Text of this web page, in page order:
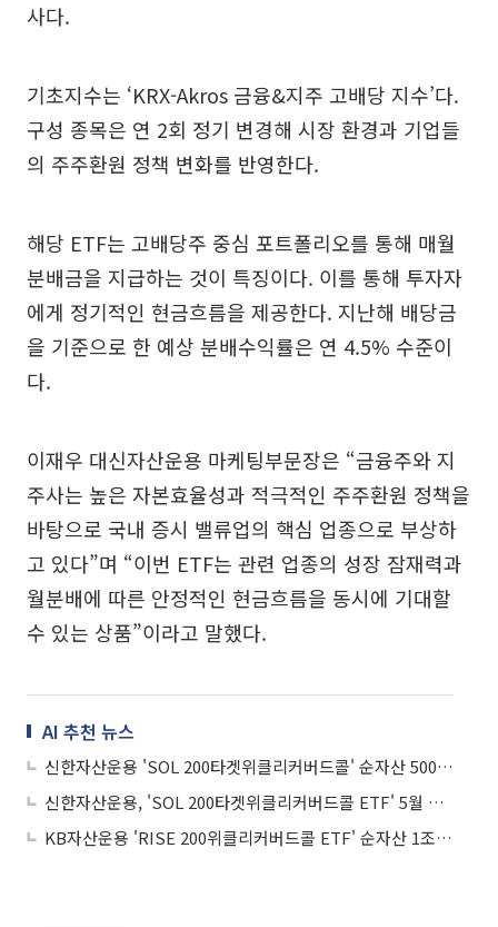
사다.
기초지수는 ‘KRX-Akros 금융&지주 고배당 지수’다.
구성 종목은 연 2회 정기 변경해 시장 환경과 기업들
의 주주환원 정책 변화를 반영한다.
해당 ETF는 고배당주 중심 포트폴리오를 통해 매월
분배금을 지급하는 것이 특징이다. 이를 통해 투자자
에게 정기적인 현금흐름을 제공한다. 지난해 배당금
을 기준으로 한 예상 분배수익률은 연 4.5% 수준이
다.
이재우 대신자산운용 마케팅부문장은 “금융주와 지
주사는 높은 자본효율성과 적극적인 주주환원 정책을
바탕으로 국내 증시 밸류업의 핵심 업종으로 부상하
고 있다”며 “이번 ETF는 관련 업종의 성장 잠재력과
월분배에 따른 안정적인 현금흐름을 동시에 기대할
수 있는 상품”이라고 말했다.
AI 추천 뉴스
신한자산운용 'SOL 200타겟위클리커버드콜' 순자산 5000억 돌파
신한자산운용, 'SOL 200타겟위클리커버드콜 ETF' 5월 분배금 지급
KB자산운용 'RISE 200위클리커버드콜 ETF' 순자산 1조 돌파